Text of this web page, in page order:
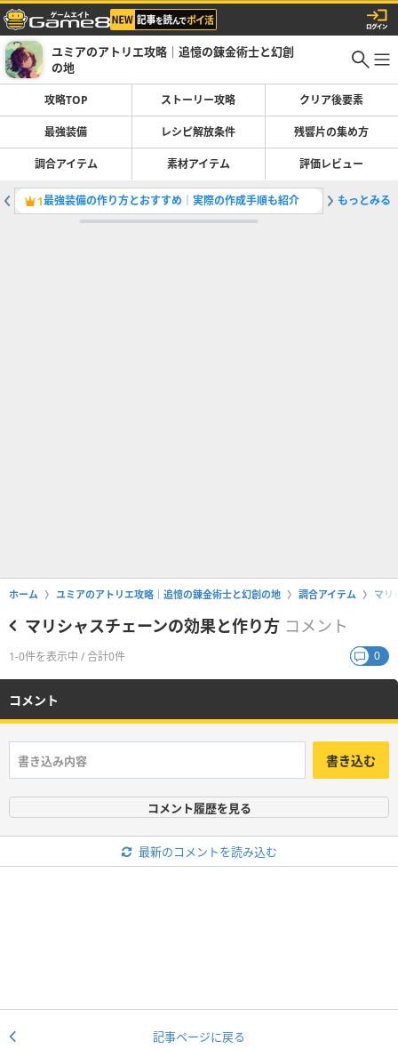
ユミアのアトリエ攻略｜追憶の錬金術士と幻創
の地
攻略TOP ストーリー攻略 クリア後要素
最強装備 レシピ解放条件 残響片の集め方
調合アイテム 素材アイテム 評価レビュー
1最強装備の作り方とおすすめ｜実際の作成手順も紹介 2ネンシ
もっとみる
ホーム ユミアのアトリエ攻略｜追憶の錬金術士と幻創の地 調合アイテム マリ
マリシャスチェーンの効果と作り方 コメント
1-0件を表示中 / 合計0件 0
コメント
書き込む
コメント履歴を見る
最新のコメントを読み込む
記事ページに戻る